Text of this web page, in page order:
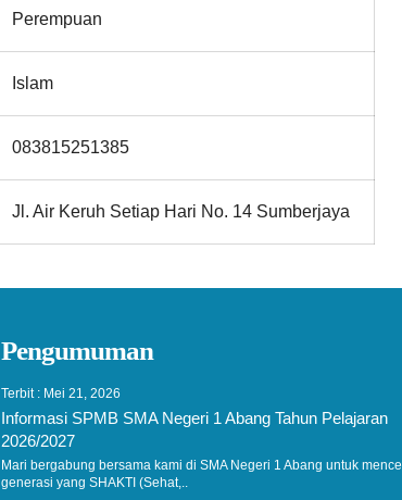
Perempuan
Islam
083815251385
Jl. Air Keruh Setiap Hari No. 14 Sumberjaya
Pengumuman
Terbit : Mei 21, 2026
Informasi SPMB SMA Negeri 1 Abang Tahun Pelajaran
2026/2027
Mari bergabung bersama kami di SMA Negeri 1 Abang untuk
generasi yang SHAKTI (Sehat,..